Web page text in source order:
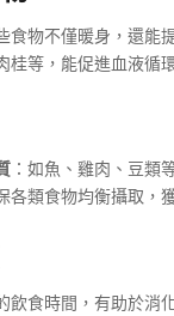
食物不僅暖身，還能
桂等，能促進血液循
：如魚、雞肉、豆類
各類食物均衡攝取，
飲食時間，有助於消